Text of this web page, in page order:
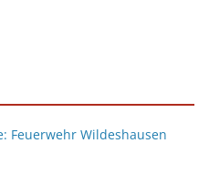
Feuerwehr Wildeshausen